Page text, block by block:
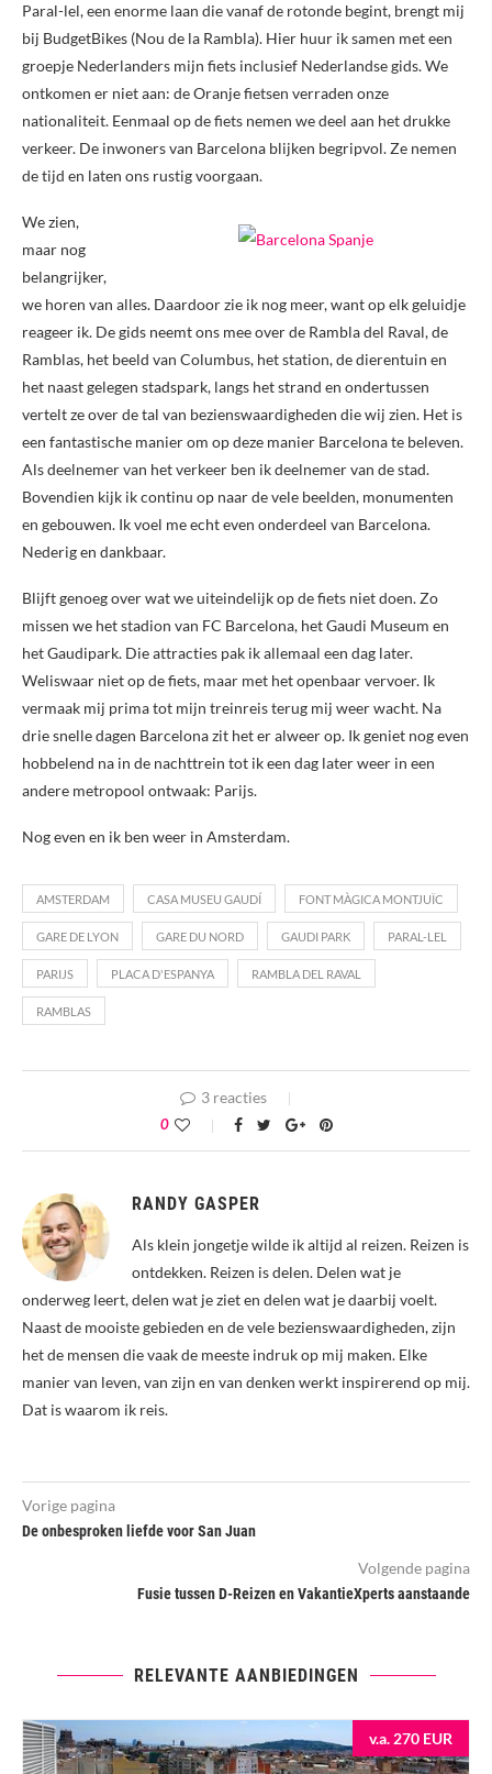
Paral-lel, een enorme laan die vanaf de rotonde begint, brengt mij
bij BudgetBikes (Nou de la Rambla). Hier huur ik samen met een
groepje Nederlanders mijn fiets inclusief Nederlandse gids. We
ontkomen er niet aan: de Oranje fietsen verraden onze
nationaliteit. Eenmaal op de fiets nemen we deel aan het drukke
verkeer. De inwoners van Barcelona blijken begripvol. Ze nemen
de tijd en laten ons rustig voorgaan.
We zien,
maar nog
belangrijker,
we horen van alles. Daardoor zie ik nog meer, want op elk geluidje
reageer ik. De gids neemt ons mee over de Rambla del Raval, de
Ramblas, het beeld van Columbus, het station, de dierentuin en
het naast gelegen stadspark, langs het strand en ondertussen
vertelt ze over de tal van bezienswaardigheden die wij zien. Het is
een fantastische manier om op deze manier Barcelona te beleven.
Als deelnemer van het verkeer ben ik deelnemer van de stad.
Bovendien kijk ik continu op naar de vele beelden, monumenten
en gebouwen. Ik voel me echt even onderdeel van Barcelona.
Nederig en dankbaar.
Blijft genoeg over wat we uiteindelijk op de fiets niet doen. Zo
missen we het stadion van FC Barcelona, het Gaudi Museum en
het Gaudipark. Die attracties pak ik allemaal een dag later.
Weliswaar niet op de fiets, maar met het openbaar vervoer. Ik
vermaak mij prima tot mijn treinreis terug mij weer wacht. Na
drie snelle dagen Barcelona zit het er alweer op. Ik geniet nog even
hobbelend na in de nachttrein tot ik een dag later weer in een
andere metropool ontwaak: Parijs.
Nog even en ik ben weer in Amsterdam.
AMSTERDAM CASA MUSEU GAUDÍ FONT MÀGICA MONTJUÏC
GARE DE LYON GARE DU NORD GAUDI PARK PARAL-LEL
PARIJS PLACA D'ESPANYA RAMBLA DEL RAVAL
RAMBLAS
3 reacties
0
RANDY GASPER
Als klein jongetje wilde ik altijd al reizen. Reizen is
ontdekken. Reizen is delen. Delen wat je
onderweg leert, delen wat je ziet en delen wat je daarbij voelt.
Naast de mooiste gebieden en de vele bezienswaardigheden, zijn
het de mensen die vaak de meeste indruk op mij maken. Elke
manier van leven, van zijn en van denken werkt inspirerend op mij.
Dat is waarom ik reis.
Vorige pagina
De onbesproken liefde voor San Juan
Volgende pagina
Fusie tussen D-Reizen en VakantieXperts aanstaande
RELEVANTE AANBIEDINGEN
v.a. 270 EUR